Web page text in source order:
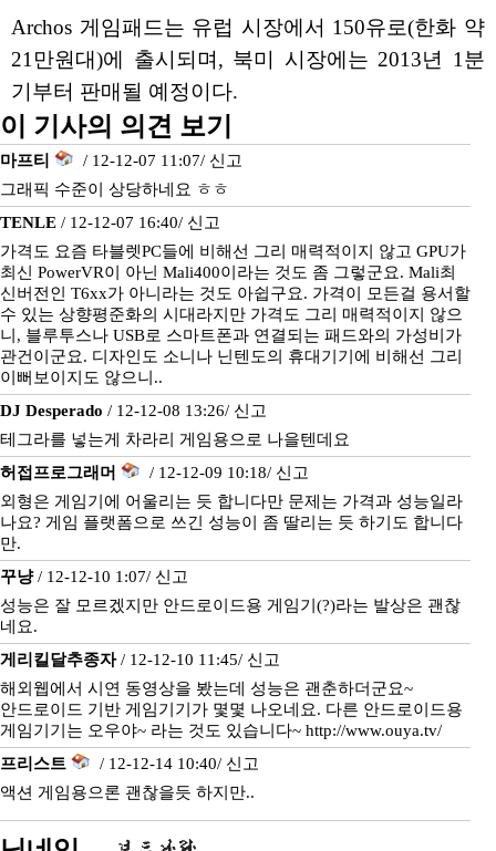
Archos 게임패드는 유럽 시장에서 150유로(한화 약
21만원대)에 출시되며, 북미 시장에는 2013년 1분
기부터 판매될 예정이다.
이 기사의 의견 보기
마프티 / 12-12-07 11:07/ 신고
그래픽 수준이 상당하네요 ㅎㅎ
TENLE / 12-12-07 16:40/ 신고
가격도 요즘 타블렛PC들에 비해선 그리 매력적이지 않고 GPU가
최신 PowerVR이 아닌 Mali400이라는 것도 좀 그렇군요. Mali최
신버전인 T6xx가 아니라는 것도 아쉽구요. 가격이 모든걸 용서할
수 있는 상향평준화의 시대라지만 가격도 그리 매력적이지 않으
니, 블루투스나 USB로 스마트폰과 연결되는 패드와의 가성비가
관건이군요. 디자인도 소니나 닌텐도의 휴대기기에 비해선 그리
이뻐보이지도 않으니..
DJ Desperado / 12-12-08 13:26/ 신고
테그라를 넣는게 차라리 게임용으로 나을텐데요
허접프로그래머
/ 12-12-09 10:18/ 신고
외형은 게임기에 어울리는 듯 합니다만 문제는 가격과 성능일라
나요? 게임 플랫폼으로 쓰긴 성능이 좀 딸리는 듯 하기도 합니다
만.
꾸냥/ 12-12-10 1:07/ 신고
성능은 잘 모르겠지만 안드로이드용 게임기(?)라는 발상은 괜찮
네요.
게리킬달추종자/ 12-12-10 11:45/ 신고
해외웹에서 시연 동영상을 봤는데 성능은 괜춘하더군요~
안드로이드 기반 게임기기가 몇몇 나오네요. 다른 안드로이드용
게임기기는 오우야~ 라는 것도 있습니다~ http://www.ouya.tv/
프리스트
/ 12-12-14 10:40/ 신고
액션 게임용으론 괜찮을듯 하지만..